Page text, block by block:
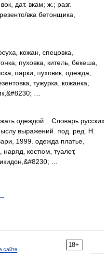
дат. вкам; ж.; разг.
вка бетонщика,
кожан, спецовка,
пуховка, китель, бекеша,
парки, пуховик, одежда,
тужурка, кожанка,
…
одеждой... Словарь русских
выражений. под. ред. Н.
1999. одежда платье,
костюм, туалет,
…
→
18+
сайте